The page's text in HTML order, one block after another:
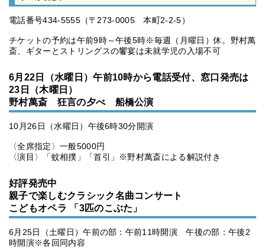
電話番号434-5555（〒273-0005 本町2-2-5）
チケットの予約は午前9時～午後5時※毎週（月曜日）休。野村萬
斎、ギターとストリングスの饗宴は未就学児の入場不可
6月22日（水曜日）午前10時から電話受付、窓口発売は
23日（木曜日）
野村萬斎 狂言の夕べ 船橋公演
10月26日（水曜日）午後6時30分開演
〈全席指定〉一般5000円
〈演目〉「蚊相撲」「首引」※野村萬斎による解説付き
好評発売中
親子で楽しむクラシック名曲コンサート
こどもオペラ 「3匹のこぶた」
6月25日（土曜日）午前の部：午前11時開演 午後の部：午後2
時開演※各回同内容